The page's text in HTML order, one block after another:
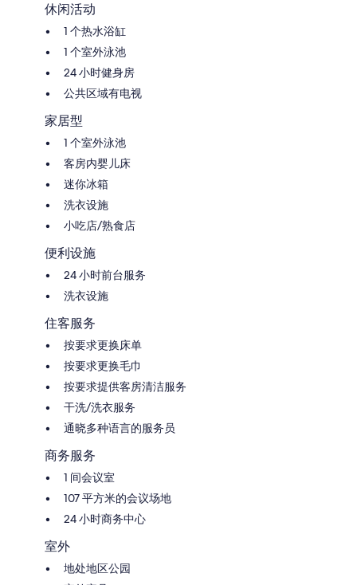
休闲活动
1 个热水浴缸
1 个室外泳池
24 小时健身房
公共区域有电视
家居型
1 个室外泳池
客房内婴儿床
迷你冰箱
洗衣设施
小吃店/熟食店
便利设施
24 小时前台服务
洗衣设施
住客服务
按要求更换床单
按要求更换毛巾
按要求提供客房清洁服务
干洗/洗衣服务
通晓多种语言的服务员
商务服务
1 间会议室
107 平方米的会议场地
24 小时商务中心
室外
地处地区公园